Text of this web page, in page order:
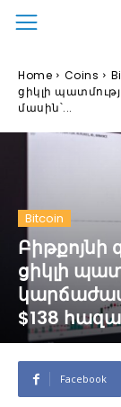
Home Coins
ցիկլի
մասին՝...
Bitcoin
Բիթքոյնի
ցիկլի
$138
Facebook